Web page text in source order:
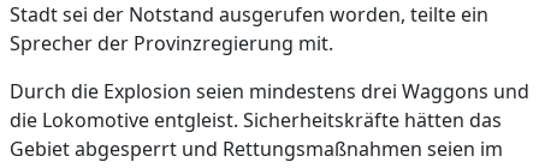
Stadt sei der Notstand ausgerufen worden, teilte ein
Sprecher der Provinzregierung mit.
Durch die Explosion seien mindestens drei Waggons und
die Lokomotive entgleist. Sicherheitskräfte hätten das
Gebiet abgesperrt und Rettungsmaßnahmen seien im